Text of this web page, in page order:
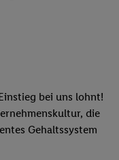
bei uns lohnt!
die
Gehaltssystem